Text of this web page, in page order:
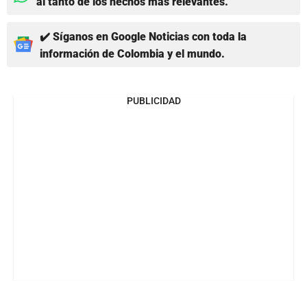
✔️ Síganos en Google Noticias con toda la
información de Colombia y el mundo.
PUBLICIDAD